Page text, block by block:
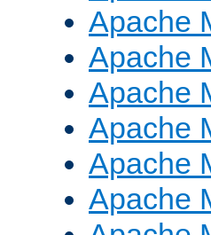
Apache
Apache
Apache
Apache
Apache
Apache